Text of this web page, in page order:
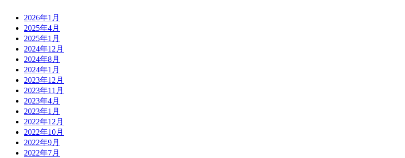
2026年1月
2025年4月
2025年1月
2024年12月
2024年8月
2024年1月
2023年12月
2023年11月
2023年4月
2023年1月
2022年12月
2022年10月
2022年9月
2022年7月